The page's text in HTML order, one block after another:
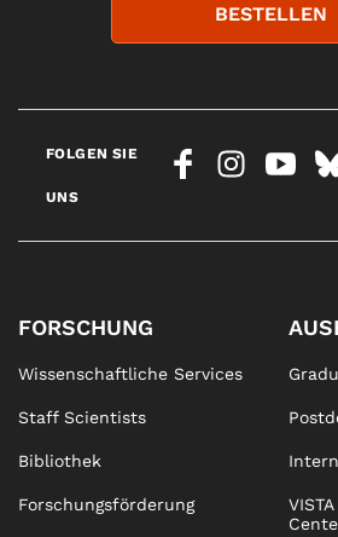
BESTELLEN
FOLGEN SIE
UNS
FORSCHUNG
Wissenschaftliche Services
Staff Scientists
Bibliothek
Forschungsförderung